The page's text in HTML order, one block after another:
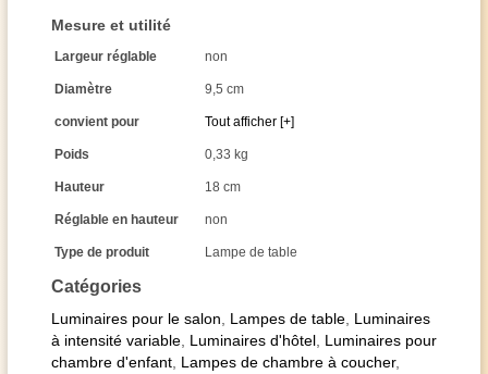
Catégories
Luminaires pour le salon Lampes de table Luminaires
à intensité variable Luminaires d'hôtel Luminaires pour
chambre d'enfant Lampes de chambre à coucher,
Mesure et utilité
Largeur réglable non
Diamètre 9,5 cm
convient pour Tout afficher [+]
Poids 0,33 kg
Hauteur 18 cm
Réglable en hauteur non
Type de produit Lampe de table